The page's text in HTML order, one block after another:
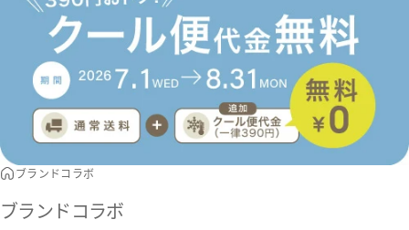
ブランドコラボ
ブランドコラボ